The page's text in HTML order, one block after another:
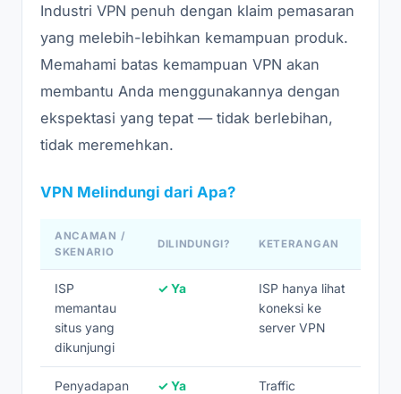
Industri VPN penuh dengan klaim pemasaran
yang melebih-lebihkan kemampuan produk.
Memahami batas kemampuan VPN akan
membantu Anda menggunakannya dengan
ekspektasi yang tepat — tidak berlebihan,
tidak meremehkan.
VPN Melindungi dari Apa?
ANCAMAN /
SKENARIO
DILINDUNGI? KETERANGAN
ISP
memantau
situs yang
dikunjungi
✓ Ya
ISP hanya lihat
koneksi ke
server VPN
Penyadapan
✓ Ya
Traffic